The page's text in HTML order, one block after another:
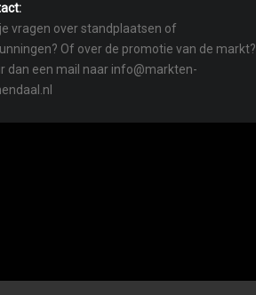
vragen over standplaatsen of
Of over de promotie van de markt?
dan een mail naar info@markten-